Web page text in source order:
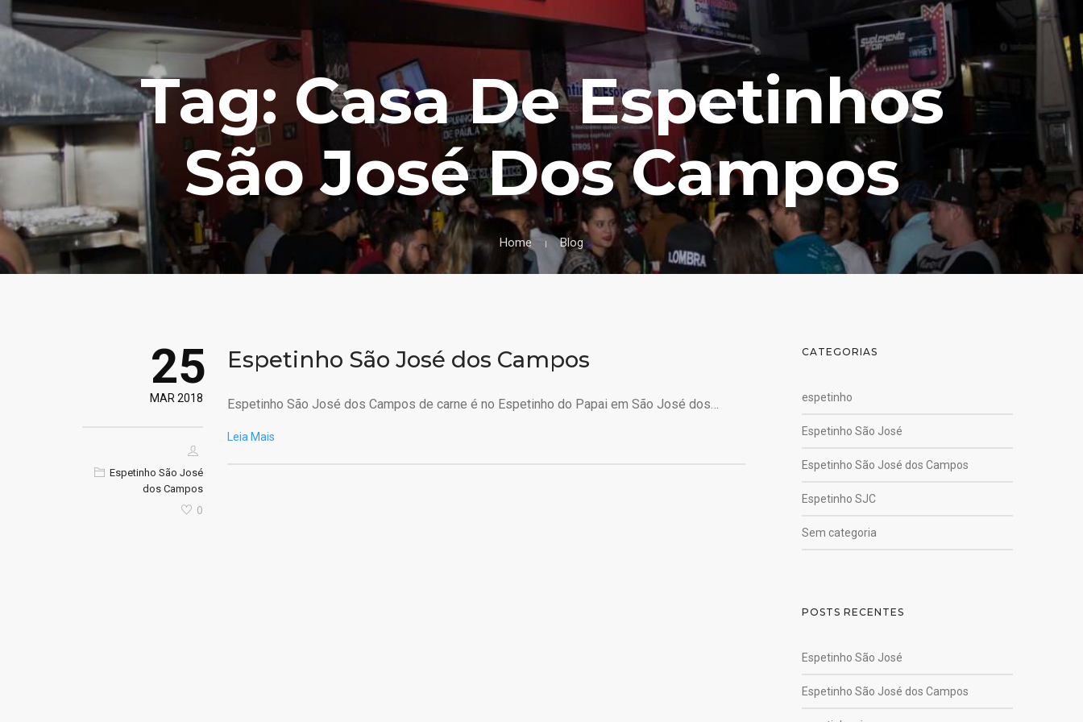
Tag: Casa De Espetinhos
São José Dos Campos
Home Blog
25
MAR 2018
Espetinho São José
dos Campos
0
Espetinho São José dos Campos
Espetinho São José dos Campos de carne é no Espetinho do Papai em São José dos…
Leia Mais
CATEGORIAS
espetinho
Espetinho São José
Espetinho São José dos Campos
Espetinho SJC
Sem categoria
POSTS RECENTES
Espetinho São José
Espetinho São José dos Campos